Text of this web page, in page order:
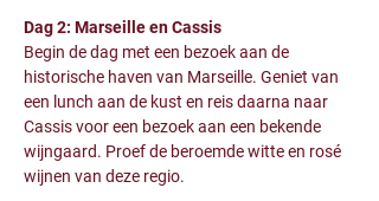
Dag 2: Marseille en Cassis
Begin de dag met een bezoek aan de
historische haven van Marseille. Geniet van
een lunch aan de kust en reis daarna naar
Cassis voor een bezoek aan een bekende
wijngaard. Proef de beroemde witte en rosé
wijnen van deze regio.